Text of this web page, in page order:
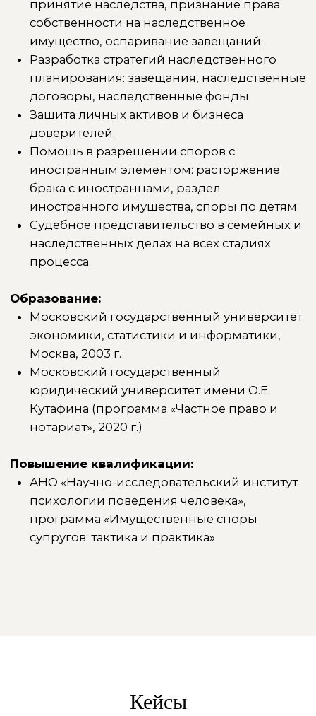
юридический университет имени О.Е.
Кутафина (программа «Частное право и
Повышение квалификации:
психологии поведения человека»,
программа «Имущественные споры
супругов: тактика и практика»
Кейсы